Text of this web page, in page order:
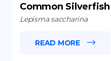
Common Silverfish
Lepisma saccharina
READ MORE